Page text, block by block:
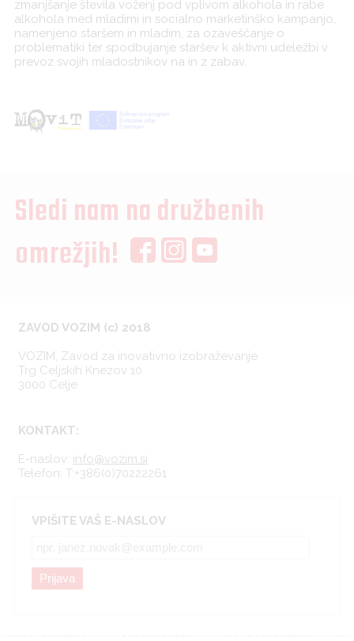
zmanjšanje števila voženj pod vplivom alkohola in rabe
alkohola med mladimi in socialno marketinško kampanjo,
namenjeno staršem in mladim, za ozaveščanje o
problematiki ter spodbujanje staršev k aktivni udeležbi v
prevoz svojih mladostnikov na in z zabav.
Sledi nam na družbenih
omrežjih!
ZAVOD VOZIM (c) 2018
VOZIM, Zavod za inovativno izobraževanje
Trg Celjskih Knezov 10
3000 Celje
KONTAKT:
E-naslov: info@vozim.si
Telefon: T:+386(0)70222261
VPIŠITE VAŠ E-NASLOV
Prijava